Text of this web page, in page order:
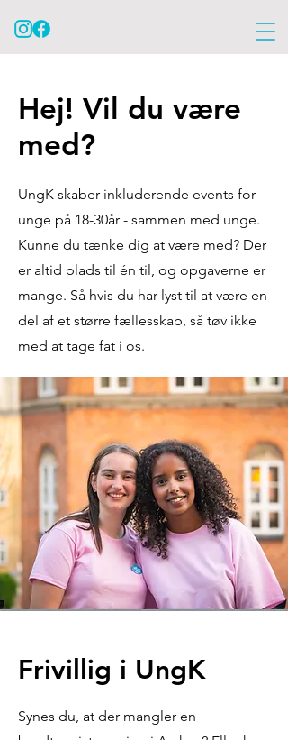
Hej! Vil du være
med?
UngK skaber inkluderende events for
unge på 18-30år - sammen med unge.
Kunne du tænke dig at være med? Der
er altid plads til én til, og opgaverne er
mange. Så hvis du har lyst til at være en
del af et større fællesskab, så tøv ikke
med at tage fat i os.
Frivillig i UngK
Synes du, at der mangler en